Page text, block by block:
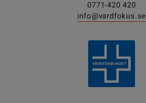
0771-420 420
info@vardfokus.se